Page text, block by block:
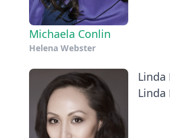
Michaela Conlin
Helena Webster
Linda
Linda